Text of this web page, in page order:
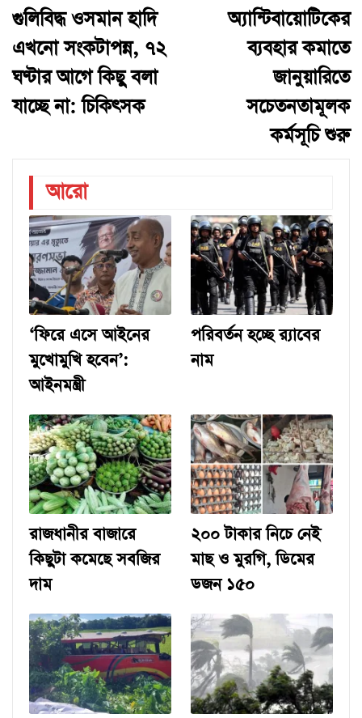
গুলিবিদ্ধ ওসমান হাদি
এখনো সংকটাপন্ন, ৭২
ঘণ্টার আগে কিছু বলা
যাচ্ছে না: চিকিৎসক
অ্যান্টিবায়োটিকের
ব্যবহার কমাতে
জানুয়ারিতে
সচেতনতামূলক
কর্মসূচি শুরু
আরো
‘ফিরে এসে আইনের
মুখোমুখি হবেন’:
আইনমন্ত্রী
পরিবর্তন হচ্ছে র‌্যাবের
নাম
রাজধানীর বাজারে
কিছুটা কমেছে সবজির
দাম
২০০ টাকার নিচে নেই
মাছ ও মুরগি, ডিমের
ডজন ১৫০